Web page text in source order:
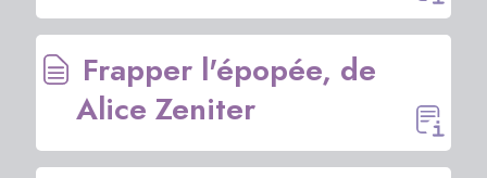
Frapper l'épopée, de
Alice Zeniter